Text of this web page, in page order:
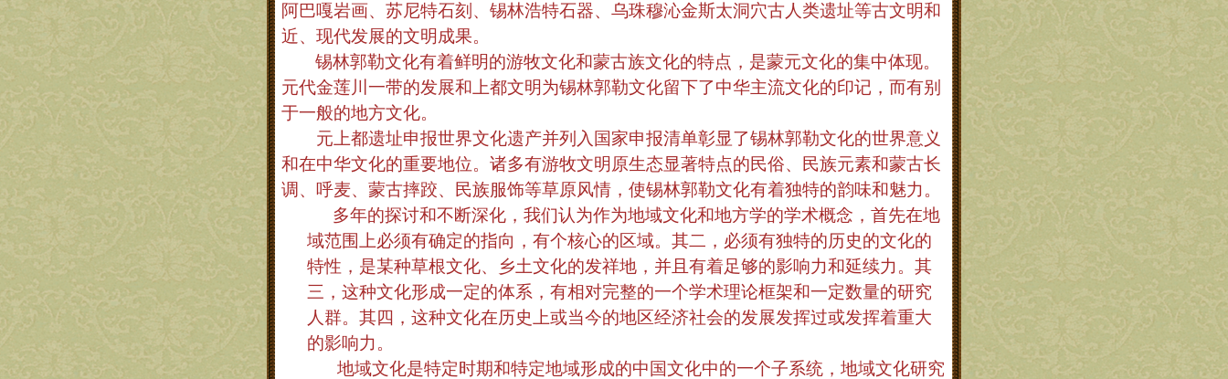
阿巴嘎岩画、苏尼特石刻、锡林浩特石器、乌珠穆沁金斯太洞穴古人类遗址等古文明和
近、现代发展的文明成果。
锡林郭勒文化有着鲜明的游牧文化和蒙古族文化的特点，是蒙元文化的集中体现。
元代金莲川一带的发展和上都文明为锡林郭勒文化留下了中华主流文化的印记，而有别
于一般的地方文化。
元上都遗址申报世界文化遗产并列入国家申报清单彰显了锡林郭勒文化的世界意义
和在中华文化的重要地位。诸多有游牧文明原生态显著特点的民俗、民族元素和蒙古长
调、呼麦、蒙古摔跤、民族服饰等草原风情，使锡林郭勒文化有着独特的韵味和魅力。
多年的探讨和不断深化，我们认为作为地域文化和地方学的学术概念，首先在地
域范围上必须有确定的指向，有个核心的区域。其二，必须有独特的历史的文化的
特性，是某种草根文化、乡土文化的发祥地，并且有着足够的影响力和延续力。其
三，这种文化形成一定的体系，有相对完整的一个学术理论框架和一定数量的研究
人群。其四，这种文化在历史上或当今的地区经济社会的发展发挥过或发挥着重大
的影响力。
地域文化是特定时期和特定地域形成的中国文化中的一个子系统，地域文化研究